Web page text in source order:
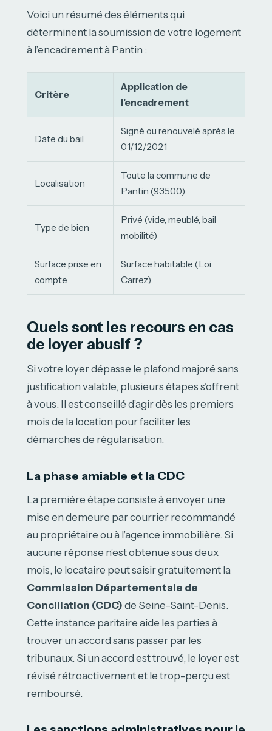
Voici un résumé des éléments qui
déterminent la soumission de votre logement
à l’encadrement à Pantin :
Critère
Application de
l’encadrement
Date du bail
Signé ou renouvelé après le
01/12/2021
Localisation
Toute la commune de
Pantin (93500)
Type de bien
Privé (vide, meublé, bail
mobilité)
Surface prise en
compte
Surface habitable (Loi
Carrez)
Quels sont les recours en cas
de loyer abusif ?
Si votre loyer dépasse le plafond majoré sans
justification valable, plusieurs étapes s’offrent
à vous. Il est conseillé d’agir dès les premiers
mois de la location pour faciliter les
démarches de régularisation.
La phase amiable et la CDC
La première étape consiste à envoyer une
mise en demeure par courrier recommandé
au propriétaire ou à l’agence immobilière. Si
aucune réponse n’est obtenue sous deux
mois, le locataire peut saisir gratuitement la
Commission Départementale de
Conciliation (CDC) de Seine-Saint-Denis.
Cette instance paritaire aide les parties à
trouver un accord sans passer par les
tribunaux. Si un accord est trouvé, le loyer est
révisé rétroactivement et le trop-perçu est
remboursé.